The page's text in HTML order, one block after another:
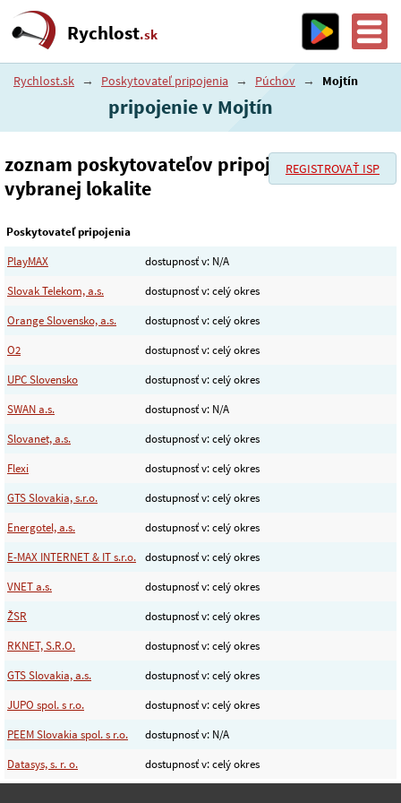
Rychlost.sk
Rychlost.sk → Poskytovateľ pripojenia → Púchov → Mojtín
pripojenie v Mojtín
REGISTROVAŤ ISP
zoznam poskytovateľov pripojenia vo
vybranej lokalite
Poskytovateľ pripojenia
PlayMAX
dostupnosť v: N/A
Slovak Telekom, a.s.
dostupnosť v: celý okres
Orange Slovensko, a.s.
dostupnosť v: celý okres
O2
dostupnosť v: celý okres
UPC Slovensko
dostupnosť v: celý okres
SWAN a.s.
dostupnosť v: N/A
Slovanet, a.s.
dostupnosť v: celý okres
Flexi
dostupnosť v: celý okres
GTS Slovakia, s.r.o.
dostupnosť v: celý okres
Energotel, a.s.
dostupnosť v: celý okres
E-MAX INTERNET & IT s.r.o. dostupnosť v: celý okres
VNET a.s.
dostupnosť v: celý okres
ŽSR
dostupnosť v: celý okres
RKNET, S.R.O.
dostupnosť v: celý okres
GTS Slovakia, a.s.
dostupnosť v: celý okres
JUPO spol. s r.o.
dostupnosť v: celý okres
PEEM Slovakia spol. s r.o.
dostupnosť v: N/A
Datasys, s. r. o.
dostupnosť v: celý okres